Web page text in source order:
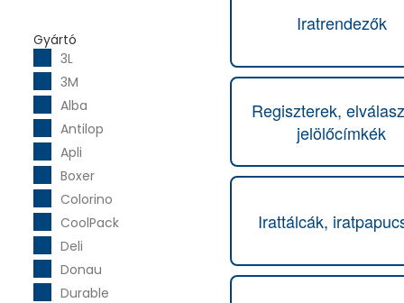
Gyártó
3L
3M
Alba
Antilop
Apli
Boxer
Colorino
CoolPack
Deli
Donau
Durable
Iratrendezők
Regiszterek,
jelölőcímkék
Irattálcák,